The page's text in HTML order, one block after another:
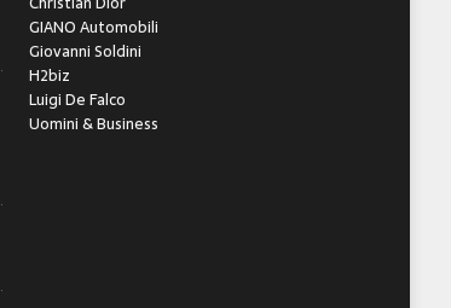
GIANO Automobili
Giovanni Soldini
H2biz
Luigi De Falco
Uomini & Business